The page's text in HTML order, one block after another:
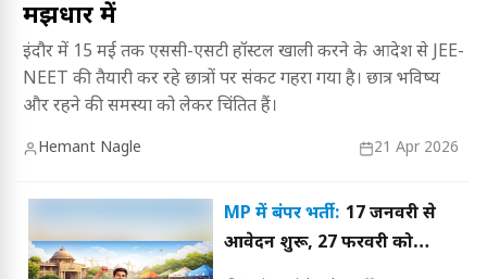
मझधार में
इंदौर में 15 मई तक एससी-एसटी हॉस्टल खाली करने के आदेश से JEE-
NEET की तैयारी कर रहे छात्रों पर संकट गहरा गया है। छात्र भविष्य
और रहने की समस्या को लेकर चिंतित हैं।
Hemant Nagle 21 Apr 2026
MP में बंपर भर्ती: 17 जनवरी से
आवेदन शुरू, 27 फरवरी को
परीक्षा